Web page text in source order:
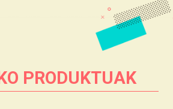
PRODUKTUAK